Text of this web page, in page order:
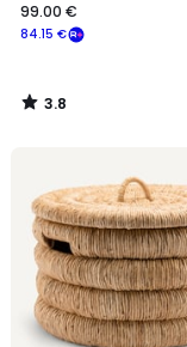
84.15 €
99.00 €
3.8
/